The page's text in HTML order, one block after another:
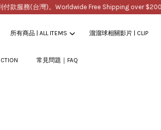
務(台灣)。Worldwide Free Shipping over $200全
所有商品 | ALL ITEMS 溜溜球相關影片 | CLIP
常見問題｜FAQ